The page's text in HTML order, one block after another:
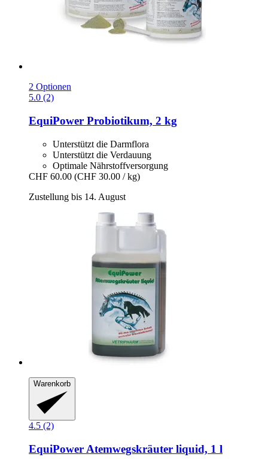
2 Optionen
5.0 (2)
EquiPower Probiotikum, 2 kg
Unterstützt die Darmflora
Unterstützt die Verdauung
Optimale Nährstoffversorgung
CHF 60.00 (CHF 30.00 / kg)
Zustellung bis 14. August
Warenkorb
4.5 (2)
EquiPower Atemwegskräuter liquid, 1 l